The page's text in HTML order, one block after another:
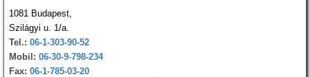
1081 Budapest,
Szilágyi u. 1/a.
Tel.: 06-1-303-90-52
Mobil: 06-30-9-798-234
Fax: 06-1-785-03-20